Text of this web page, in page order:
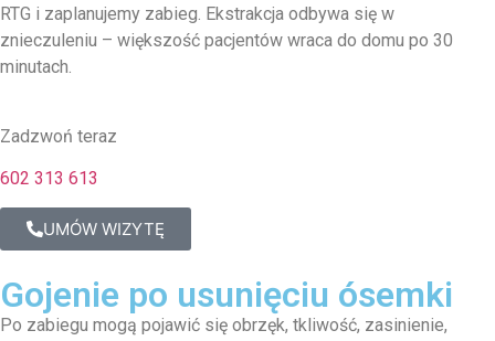
RTG i zaplanujemy zabieg. Ekstrakcja odbywa się w
znieczuleniu – większość pacjentów wraca do domu po 30
minutach.
Zadzwoń teraz
602 313 613
UMÓW WIZYTĘ
Gojenie po usunięciu ósemki
Po zabiegu mogą pojawić się obrzęk, tkliwość, zasinienie,